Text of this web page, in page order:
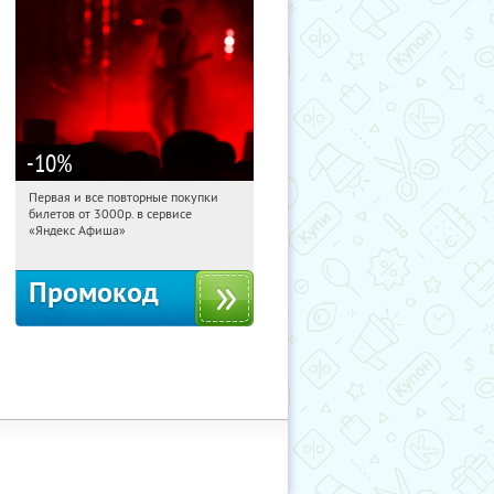
-10%
12:37:24 Получили:
Россия
Первая и все повторные покупки
билетов от 3000р. в сервисе
«Яндекс Афиша»
Промокод